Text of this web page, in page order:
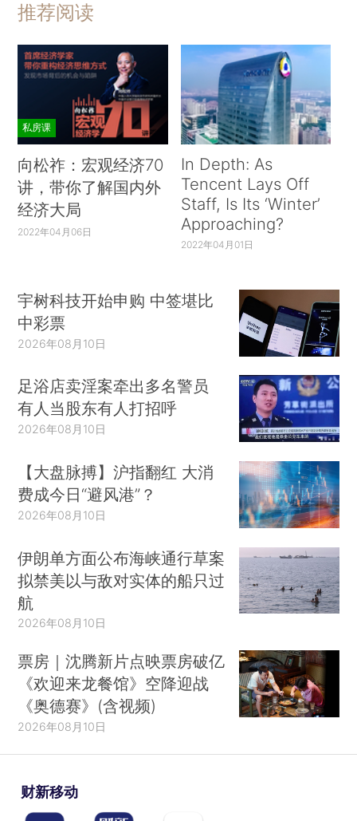
推荐阅读
私房课
向松祚：宏观经济70
讲，带你了解国内外
经济大局
2022年04月06日
In Depth: As
Tencent Lays Off
Staff, Is Its ‘Winter’
Approaching?
2022年04月01日
宇树科技开始申购 中签堪比
中彩票
2026年08月10日
足浴店卖淫案牵出多名警员
有人当股东有人打招呼
2026年08月10日
【大盘脉搏】沪指翻红 大消
费成今日“避风港”？
2026年08月10日
伊朗单方面公布海峡通行草案
拟禁美以与敌对实体的船只过
航
2026年08月10日
票房｜沈腾新片点映票房破亿
《欢迎来龙餐馆》空降迎战
《奥德赛》(含视频)
2026年08月10日
财新移动